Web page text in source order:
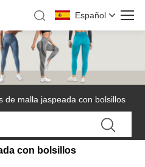
Español
de malla jaspeada con bolsillos
con bolsillos